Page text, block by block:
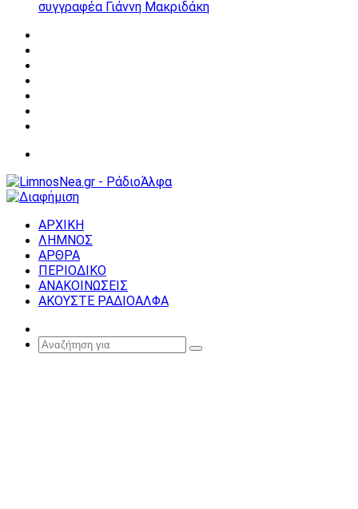
συγγραφέα Γιάννη Μακριδάκη
ΑΡΧΙΚΗ
ΛΗΜΝΟΣ
ΑΡΘΡΑ
ΠΕΡΙΟΔΙΚΟ
ΑΝΑΚΟΙΝΩΣΕΙΣ
ΑΚΟΥΣΤΕ ΡΑΔΙΟΑΛΦΑ
Article
Αναζήτηση